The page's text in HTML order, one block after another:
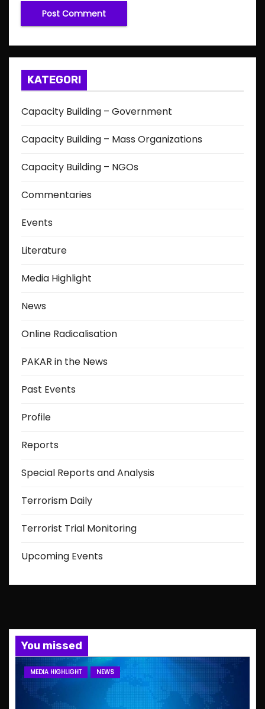
KATEGORI
Capacity Building – Government
Capacity Building – Mass Organizations
Capacity Building – NGOs
Commentaries
Events
Literature
Media Highlight
News
Online Radicalisation
PAKAR in the News
Past Events
Profile
Reports
Special Reports and Analysis
Terrorism Daily
Terrorist Trial Monitoring
Upcoming Events
You missed
MEDIA HIGHLIGHT NEWS